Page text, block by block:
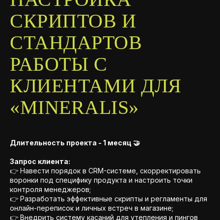
СКРИПТОВ И
СТАНДАРТОВ
РАБОТЫ С
КЛИЕНТАМИ ДЛЯ
«MINERALIS»
Длительность проекта - 1 месяц 🤝
Запрос клиента:
👉 Навести порядок в CRM-системе, скорректировать
воронки под специфику продукта и настроить точки
контроля менеджеров;
👉 Разработать эффективные скрипты и регламенты для
онлайн-переписок и личных встреч в магазине;
👉 Внедрить систему касаний для утепления и пингов